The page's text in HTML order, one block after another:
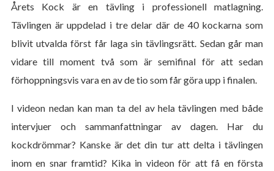
Årets Kock är en tävling i professionell matlagning.
Tävlingen är uppdelad i tre delar där de 40 kockarna som
blivit utvalda först får laga sin tävlingsrätt. Sedan går man
vidare till moment två som är semifinal för att sedan
förhoppningsvis vara en av de tio som får göra upp i finalen.
I videon nedan kan man ta del av hela tävlingen med både
intervjuer och sammanfattningar av dagen. Har du
kockdrömmar? Kanske är det din tur att delta i tävlingen
inom en snar framtid? Kika in videon för att få en första